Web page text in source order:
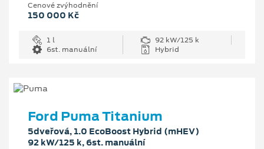
Cenové zvýhodnění
150 000 Kč
1 l
92 kW/125 k
6st. manuální
Hybrid
Ford Puma Titanium
5dveřová, 1.0 EcoBoost Hybrid (mHEV)
92 kW/125 k, 6st. manuální